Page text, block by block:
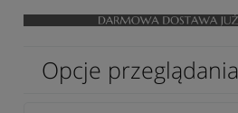
Opcje przeglądania